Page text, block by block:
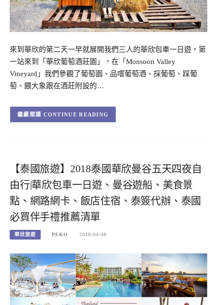
來到華欣的第二天一早就展開我們三人的華欣包車一日遊，第
一站來到「華欣葡萄酒莊園」，在「Monsoon Valley
Vineyard」我們參觀了葡萄園、品嚐葡萄酒、採葡萄、踩葡
萄、餵大象跟在酒莊附設的…
CONTINUE READING
【泰國旅遊】2018泰國華欣曼谷五天四夜自
由行|華欣包車一日遊、曼谷遊船、美食景
點、網路網卡、飯店住宿、泰簽代辦、泰國
必買伴手禮推薦清單
華欣旅遊 PEKO 2018-04-08